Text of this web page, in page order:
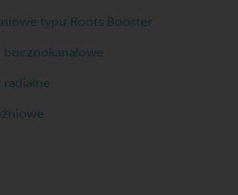
typu Roots Booster
radialne